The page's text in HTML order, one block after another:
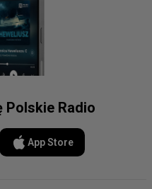
Polskie Radio
App Store